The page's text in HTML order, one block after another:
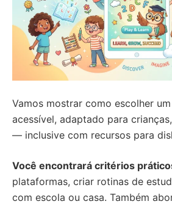
Vamos mostrar como escolher
acessível, adaptado para
— inclusive com recursos para
Você encontrará critérios
plataformas, criar rotinas de
com escola ou casa. Também